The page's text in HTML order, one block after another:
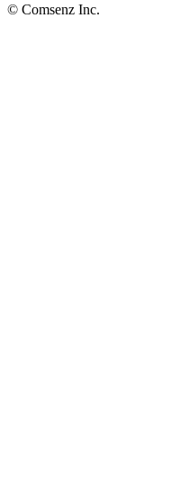
© Comsenz Inc.